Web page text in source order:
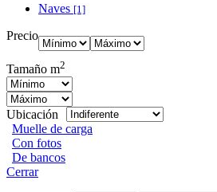
Naves [1]
Precio
Tamaño m2
Ubicación
Muelle de carga
Con fotos
De bancos
Cerrar